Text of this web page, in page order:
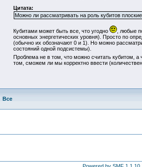
Цитата:
Можно ли рассматривать на роль кубитов
Кубитами может быть все, что угодно
, любые
основных энергетических уровня). Просто по
(обычно их обозначают 0 и 1). Но можно
состояний одной подсистемы).
Проблема не в том, что можно считать кубитом, а
том, сможем ли мы корректно ввести
Все